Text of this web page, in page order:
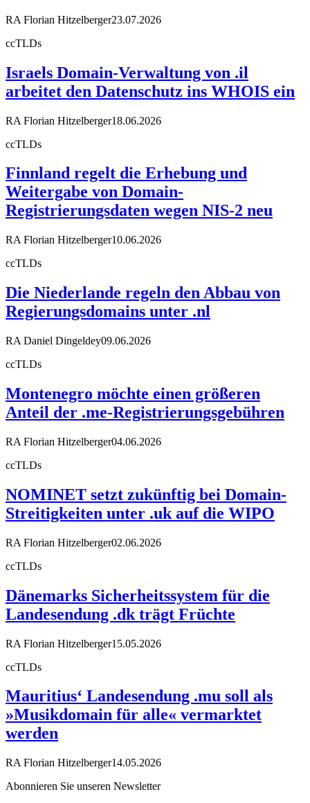
RA Florian Hitzelberger23.07.2026
ccTLDs
Israels Domain-Verwaltung von .il
arbeitet den Datenschutz ins WHOIS ein
RA Florian Hitzelberger18.06.2026
ccTLDs
Finnland regelt die Erhebung und
Weitergabe von Domain-
Registrierungsdaten wegen NIS-2 neu
RA Florian Hitzelberger10.06.2026
ccTLDs
Die Niederlande regeln den Abbau von
Regierungsdomains unter .nl
RA Daniel Dingeldey09.06.2026
ccTLDs
Montenegro möchte einen größeren
Anteil der .me-Registrierungsgebühren
RA Florian Hitzelberger04.06.2026
ccTLDs
NOMINET setzt zukünftig bei Domain-
Streitigkeiten unter .uk auf die WIPO
RA Florian Hitzelberger02.06.2026
ccTLDs
Dänemarks Sicherheitssystem für die
Landesendung .dk trägt Früchte
RA Florian Hitzelberger15.05.2026
ccTLDs
Mauritius‘ Landesendung .mu soll als
»Musikdomain für alle« vermarktet
werden
RA Florian Hitzelberger14.05.2026
Abonnieren Sie unseren Newsletter